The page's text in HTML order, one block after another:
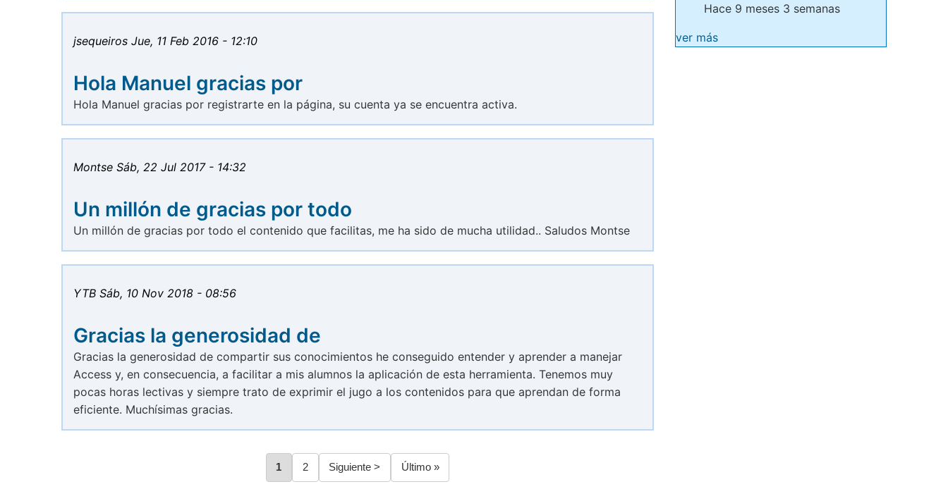
jsequeiros Jue, 11 Feb 2016 - 12:10
Hola Manuel gracias por
Hola Manuel gracias por registrarte en la página, su cuenta ya se encuentra activa.
Montse Sáb, 22 Jul 2017 - 14:32
Un millón de gracias por todo
Un millón de gracias por todo el contenido que facilitas, me ha sido de mucha utilidad.. Saludos Montse
YTB Sáb, 10 Nov 2018 - 08:56
Gracias la generosidad de
Gracias la generosidad de compartir sus conocimientos he conseguido entender y aprender a manejar
Access y, en consecuencia, a facilitar a mis alumnos la aplicación de esta herramienta. Tenemos muy
pocas horas lectivas y siempre trato de exprimir el jugo a los contenidos para que aprendan de forma
eficiente. Muchísimas gracias.
Página
1 Página
2
Siguiente
página
Siguiente >
Última
página
Último »
Hace 9 meses 3 semanas
ver más